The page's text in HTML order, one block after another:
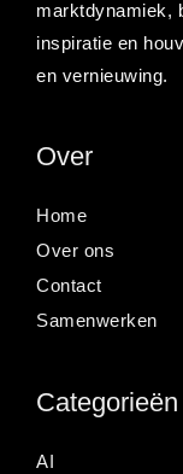
marktdynamiek,
inspiratie en
en vernieuwing.
Over
Home
Over ons
Contact
Samenwerken
Categorieën
AI